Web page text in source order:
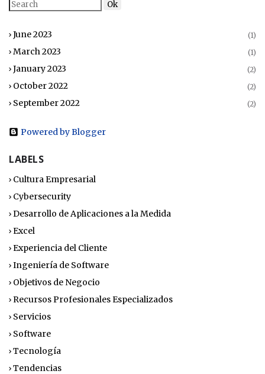
June 2023 (1)
March 2023 (1)
January 2023 (2)
October 2022 (2)
September 2022 (2)
Powered by Blogger
LABELS
Cultura Empresarial
Cybersecurity
Desarrollo de Aplicaciones a la Medida
Excel
Experiencia del Cliente
Ingeniería de Software
Objetivos de Negocio
Recursos Profesionales Especializados
Servicios
Software
Tecnología
Tendencias